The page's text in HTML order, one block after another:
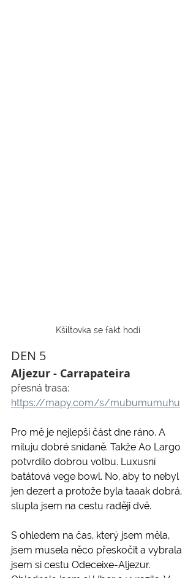
Kšiltovka se fakt hodí
DEN 5
Aljezur - Carrapateira
přesná trasa:
https://mapy.com/s/mubumumuhu
Pro mě je nejlepší část dne ráno. A
miluju dobré snídaně. Takže Ao Largo
potvrdilo dobrou volbu. Luxusní
batátová vege bowl. No, aby to nebyl
jen dezert a protože byla taaak dobrá,
slupla jsem na cestu raději dvě.
S ohledem na čas, který jsem měla,
jsem musela něco přeskočit a vybrala
jsem si cestu Odeceixe-Aljezur.